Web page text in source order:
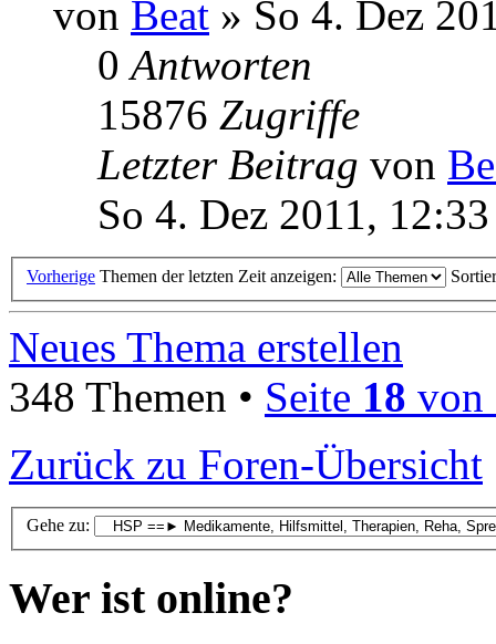
von Beat » So 4. Dez
0Antworten
15876 Zugriffe
Letzter Beitrag von
So 4. Dez 2011, 12:33
Vorherige Themen der letzten Zeit anzeigen:
Neues Thema erstellen
348 Themen • Seite 18 von
Zurück zu Foren-Übersicht
Gehe zu:
Wer ist online?